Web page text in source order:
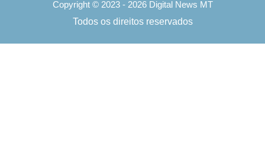
Copyright © 2023 - 2026 Digital News MT
Todos os direitos reservados